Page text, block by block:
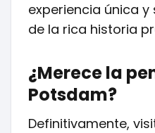
experiencia única
de la rica historia
¿Merece la
Potsdam?
Definitivamente,